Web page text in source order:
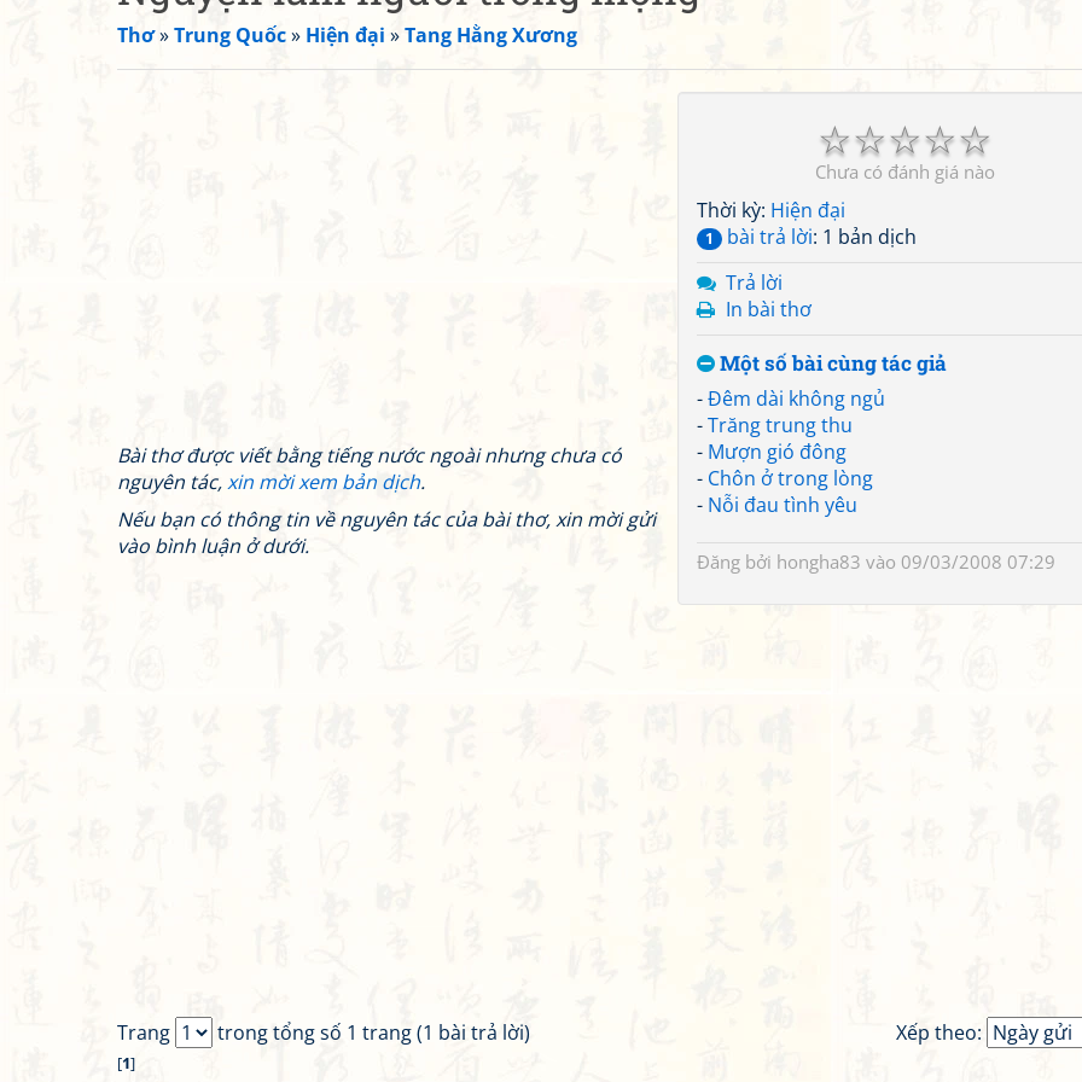
Thơ»Trung Quốc» Hiện đại »Tang Hằng Xương
☆
☆
☆
☆
☆
Chưa có đánh giá nào
Thời kỳ: Hiện đại
1 bài trả lời: 1 bản dịch
Trả lời
In bài thơ
Một số bài cùng tác giả
-Đêm dài không ngủ
-Trăng trung thu
- Mượn gió đông
- Chôn ở trong lòng
- Nỗi đau tình yêu
Đăng bởi hongha83 vào 09/03/2008 07:29
Bài thơ được viết bằng tiếng nước ngoài nhưng chưa có
nguyên tác,xin mời xem bản dịch.
Nếu bạn có thông tin về nguyên tác của bài thơ, xin mời gửi
vào bình luận ở dưới.
Xếp theo:
Trang trong tổng số 1 trang (1 bài trả lời)
[1]